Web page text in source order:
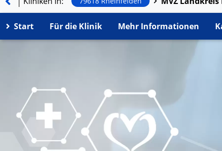
Start Für die Klinik Mehr Informationen